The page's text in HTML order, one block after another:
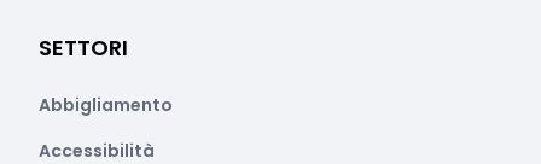
SETTORI
Abbigliamento
Accessibilità